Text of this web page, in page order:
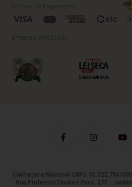
Cachaçaria Nacional CNPJ: 35.522.756/
Rua Professor Tavares Paes, 275 -